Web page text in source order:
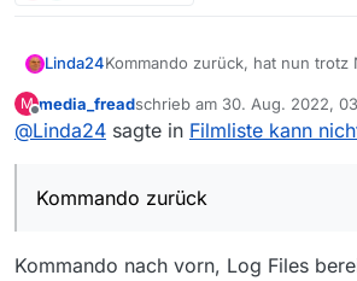
Linda24Kommando zurück, hat nun trotz
M
Offline
media_freadschrieb am 30. Aug. 2022,
zuletzt editiert von
@Linda24 sagte in Filmliste kann
Kommando zurück
Kommando nach vorn, Log Files